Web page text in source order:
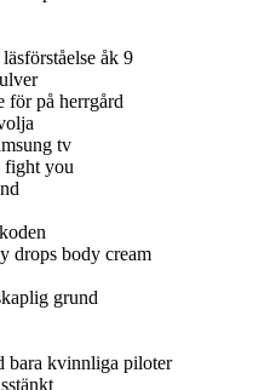
åk 9
för på herrgård
tv
fight you
drops body cream
grund
bara kvinnliga piloter